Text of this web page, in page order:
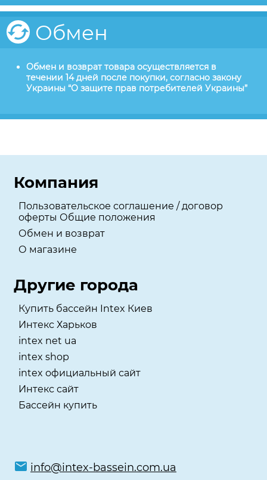
Обмен
Обмен и возврат товара осуществляется в
течении 14 дней после покупки, согласно закону
Украины “О защите прав потребителей Украины”
Компания
Пользовательское соглашение / договор
оферты Общие положения
Обмен и возврат
О магазине
Другие города
Купить бассейн Intex Киев
Интекс Харьков
intex net ua
intex shop
intex официальный сайт
Интекс сайт
Бассейн купить
info@intex-bassein.com.ua